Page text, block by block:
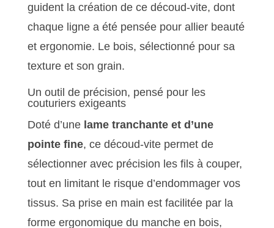
guident la création de ce découd-vite, dont
chaque ligne a été pensée pour allier beauté
et ergonomie. Le bois, sélectionné pour sa
texture et son grain.
Un outil de précision, pensé pour les
couturiers exigeants
Doté d’une lame tranchante et d’une
pointe fine, ce découd-vite permet de
sélectionner avec précision les fils à couper,
tout en limitant le risque d’endommager vos
tissus. Sa prise en main est facilitée par la
forme ergonomique du manche en bois,